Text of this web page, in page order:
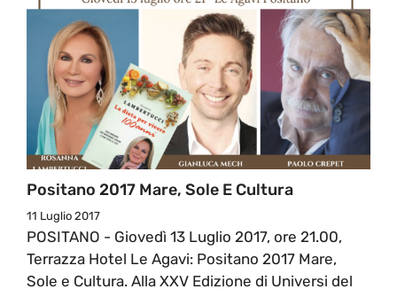
Positano 2017 Mare, Sole E Cultura
11 Luglio 2017
POSITANO - Giovedì 13 Luglio 2017, ore 21.00,
Terrazza Hotel Le Agavi: Positano 2017 Mare,
Sole e Cultura. Alla XXV Edizione di Universi del